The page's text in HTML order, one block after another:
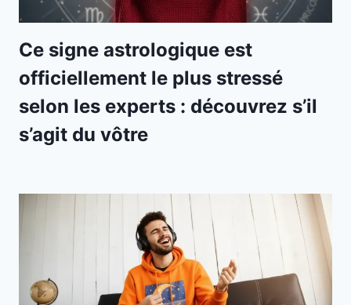
Ce signe astrologique est
officiellement le plus stressé
selon les experts : découvrez s’il
s’agit du vôtre